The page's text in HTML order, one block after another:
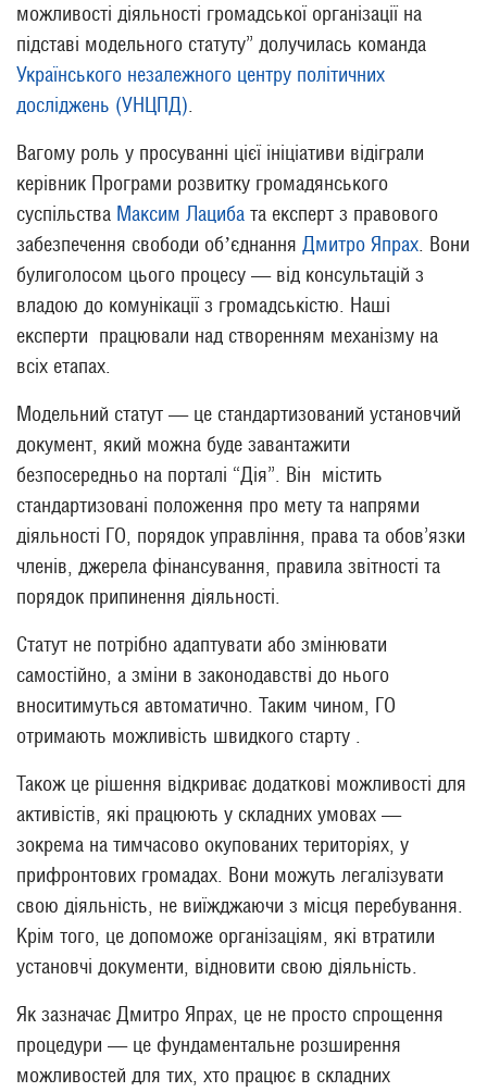
можливості діяльності громадської організації на
підставі модельного статуту” долучилась команда
Українського незалежного центру політичних
досліджень (УНЦПД)
Вагому роль у просуванні цієї ініціативи відіграли
керівник Програми розвитку громадянського
суспільства Максим Лациба та експерт з правового
забезпечення свободи обʼєднання Дмитро Япрах . Вони
булиголосом цього процесу — від консультацій з
владою до комунікації з громадськістю. Наші
експерти працювали над створенням механізму на
всіх етапах.
Модельний статут — це стандартизований установчий
документ, який можна буде завантажити
безпосередньо на порталі “Дія”. Він містить
стандартизовані положення про мету та напрями
діяльності ГО, порядок управління, права та обов’язки
членів, джерела фінансування, правила звітності та
порядок припинення діяльності.
Статут не потрібно адаптувати або змінювати
самостійно, а зміни в законодавстві до нього
вноситимуться автоматично. Таким чином, ГО
отримають можливість швидкого старту .
Також це рішення відкриває додаткові можливості для
активістів, які працюють у складних умовах —
зокрема на тимчасово окупованих територіях, у
прифронтових громадах. Вони можуть легалізувати
свою діяльність, не виїжджаючи з місця перебування.
Крім того, це допоможе організаціям, які втратили
установчі документи, відновити свою діяльність.
Як зазначає Дмитро Япрах, це не просто спрощення
процедури — це фундаментальне розширення
можливостей для тих, хто працює в складних